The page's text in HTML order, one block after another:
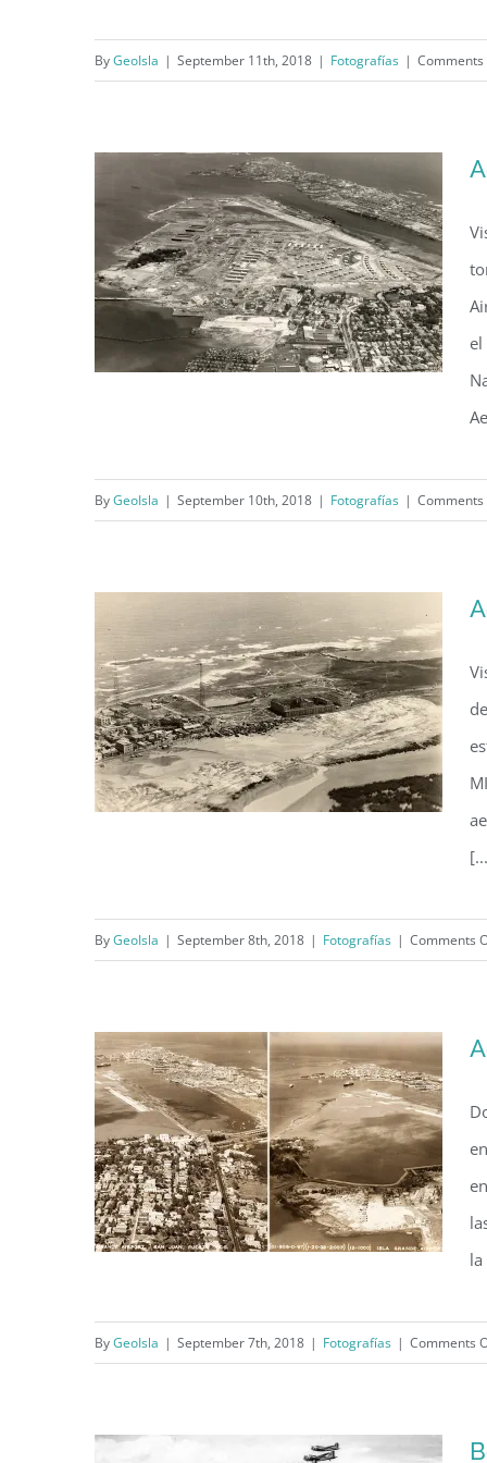
Monumento a Colón (c. 1899)
ByGeoIsla | September 11th, 2018 | Fotografías | Comments
Aeropuerto de Isla Grande
ByGeoIsla | September 10th, 2018 | Fotografías | Comments
Aeródromo de Puerta de Tierra
ByGeoIsla | September 8th, 2018 | Fotografías | Comments
Aeropuerto de Isla Grande
ByGeoIsla | September 7th, 2018 | Fotografías | Comments